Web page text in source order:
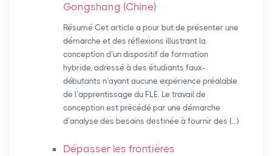
Gongshang (Chine)
Résumé Cet article a pour but de présenter une
démarche et des réflexions illustrant la
conception d’un dispositif de formation
hybride, adressé à des étudiants faux-
débutants n’ayant aucune expérience préalable
de l’apprentissage du FLE. Le travail de
conception est précédé par une démarche
d’analyse des besoins destinée à fournir des (…)
Dépasser les frontières